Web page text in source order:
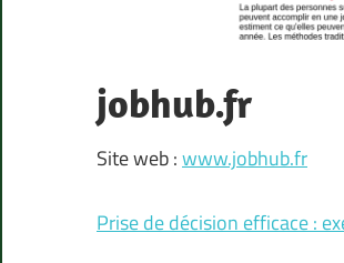
jobhub.fr
Site web :www.jobhub.fr
Prise de décision efficace :